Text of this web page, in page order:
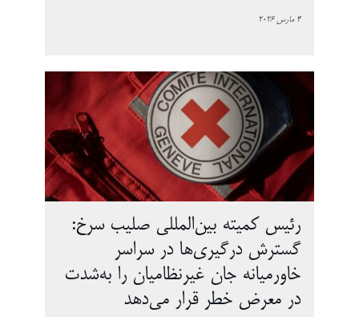
4 مارس 2026
رئیس کمیته بین‌المللی صلیب سرخ:
گسترش درگیری‌ها در سراسر
خاورمیانه جان غیرنظامیان را به‌شدت
در معرض خطر قرار می‌دهد